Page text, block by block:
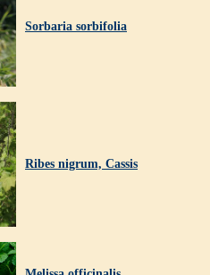
Sorbaria sorbifolia
Ribes nigrum, Cassis